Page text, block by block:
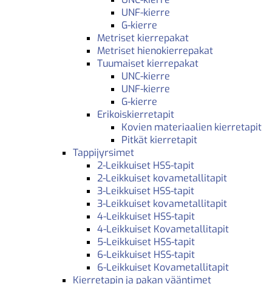
UNF-kierre
G-kierre
Metriset kierrepakat
Metriset hienokierrepakat
Tuumaiset kierrepakat
UNC-kierre
UNF-kierre
G-kierre
Erikoiskierretapit
Kovien materiaalien kierretapit
Pitkät kierretapit
Tappijyrsimet
2-Leikkuiset HSS-tapit
2-Leikkuiset kovametallitapit
3-Leikkuiset HSS-tapit
3-Leikkuiset kovametallitapit
4-Leikkuiset HSS-tapit
4-Leikkuiset Kovametallitapit
5-Leikkuiset HSS-tapit
6-Leikkuiset HSS-tapit
6-Leikkuiset Kovametallitapit
Kierretapin ja pakan vääntimet